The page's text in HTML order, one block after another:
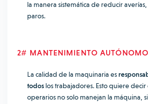
la manera sistemática de reducir
paros.
2# MANTENIMIENTO AUTÓNOMO
La calidad de la maquinaria es
todos los trabajadores. Esto quiere decir
operarios no solo manejan la máquina,